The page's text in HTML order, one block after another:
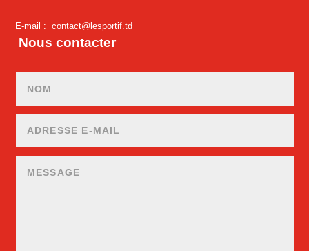
E-mail :contact@lesportif.td
Nous contacter